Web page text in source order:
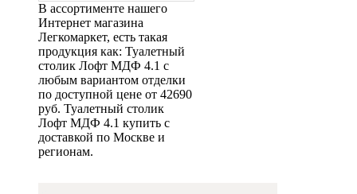
В ассортименте нашего
Интернет магазина
Легкомаркет, есть такая
продукция как: Туалетный
столик Лофт МДФ 4.1 с
любым вариантом отделки
по доступной цене от 42690
руб. Туалетный столик
Лофт МДФ 4.1 купить с
доставкой по Москве и
регионам.